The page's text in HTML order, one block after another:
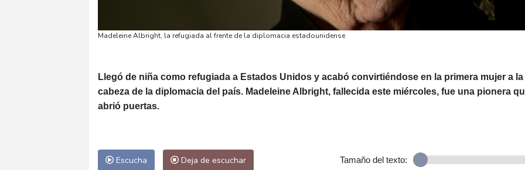
Madeleine Albright, la refugiada al frente de la diplomacia estadounidense
Llegó de niña como refugiada a Estados Unidos y acabó convirtiéndose en la primera mujer a la
cabeza de la diplomacia del país. Madeleine Albright, fallecida este miércoles, fue una pionera
abrió puertas.
Escucha Deja de escuchar Tamaño del texto: